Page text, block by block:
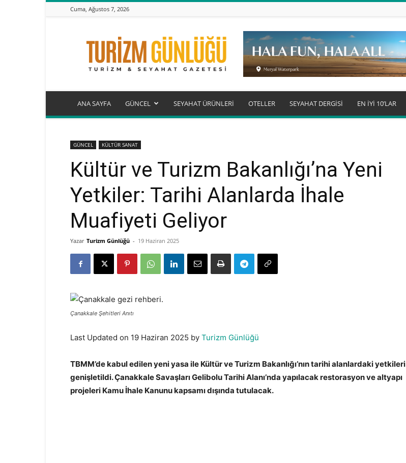
Cuma, Ağustos 7, 2026
Turizm
Günlüğü
ANA SAYFA GÜNCEL SEYAHAT ÜRÜNLERİ OTELLER SEYAHAT DERGİSİ EN İYİ 10’LAR
GÜNCEL KÜLTÜR SANAT
Kültür ve Turizm Bakanlığı’na Yeni
Yetkiler: Tarihi Alanlarda İhale
Muafiyeti Geliyor
Yazar Turizm Günlüğü - 19 Haziran 2025
Çanakkale Şehitleri Anıtı
Last Updated on 19 Haziran 2025 by Turizm Günlüğü
TBMM’de kabul edilen yeni yasa ile Kültür ve Turizm Bakanlığı’nın tarihi alanlardaki yetkileri
genişletildi. Çanakkale Savaşları Gelibolu Tarihi Alanı’nda yapılacak restorasyon ve altyapı
projeleri Kamu İhale Kanunu kapsamı dışında tutulacak.